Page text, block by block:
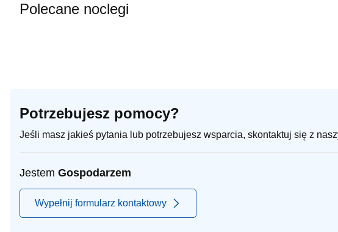
Polecane noclegi
Potrzebujesz pomocy?
Jeśli masz jakieś pytania lub potrzebujesz wsparcia, skontaktuj się z
Jestem Gospodarzem
Wypełnij formularz kontaktowy